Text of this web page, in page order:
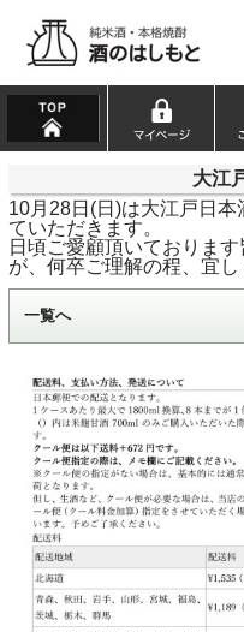
大江
10月28日(日)は大江戸日
ていただきます。
日頃ご愛顧頂いておりま
が、何卒ご理解の程、宜し
一覧へ